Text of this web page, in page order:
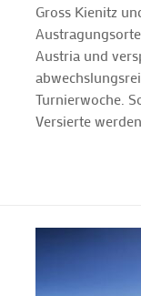
Gross Kienitz
Austria und
Turnierwoche.
Versierte